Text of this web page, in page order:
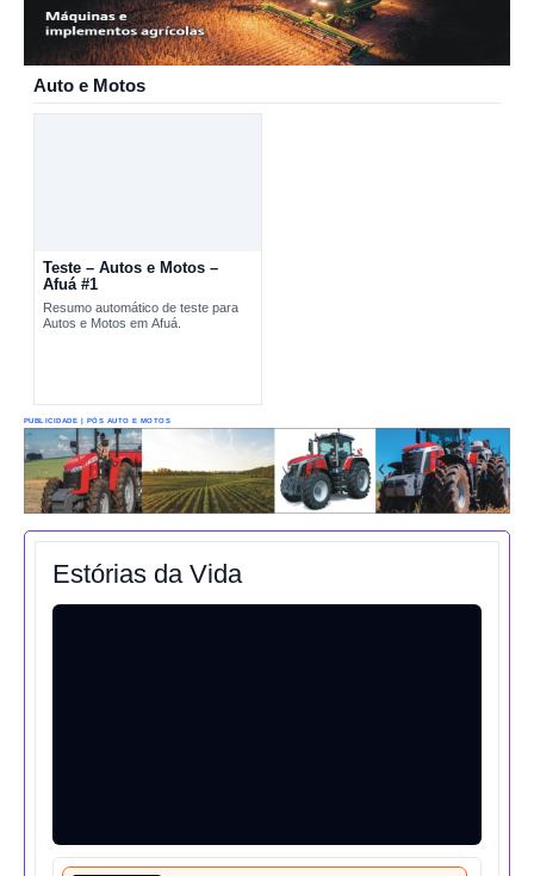
Auto e Motos
Teste – Autos e Motos –
Afuá #1
Resumo automático de teste para
Autos e Motos em Afuá.
PUBLICIDADE | PÓS AUTO E MOTOS
Estórias da Vida